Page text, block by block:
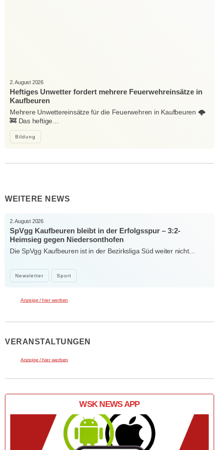
Bildung
2. August 2026
Heftiges Unwetter fordert mehrere Feuerwehreinsätze in
Kaufbeuren
Mehrere Unwettereinsätze für die Feuerwehren in Kaufbeuren 🌩️
🚒 Das heftige…
WEITERE NEWS
Newsletter Sport
2. August 2026
SpVgg Kaufbeuren bleibt in der Erfolgsspur – 3:2-
Heimsieg gegen Niedersonthofen
Die SpVgg Kaufbeuren ist in der Bezirksliga Süd weiter nicht…
Anzeige / hier werben
VERANSTALTUNGEN
Anzeige / hier werben
WSK NEWS APP